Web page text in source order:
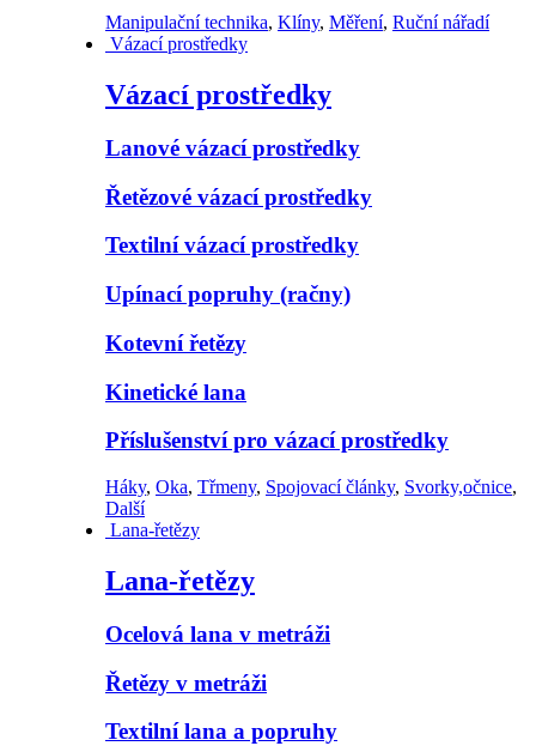
Manipulační technika, Klíny, Měření, Ruční nářadí
Vázací prostředky
Vázací prostředky
Lanové vázací prostředky
Řetězové vázací prostředky
Textilní vázací prostředky
Upínací popruhy (račny)
Kotevní řetězy
Kinetické lana
Příslušenství pro vázací prostředky
Háky, Oka, Třmeny, Spojovací články, Svorky,očnice,
Další
Lana-řetězy
Lana-řetězy
Ocelová lana v metráži
Řetězy v metráži
Textilní lana a popruhy